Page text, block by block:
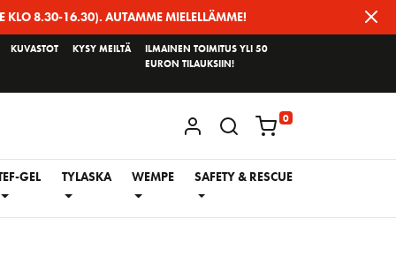
KLO 8.30-16.30). AUTAMME MIELELLÄMME!
KUVASTOT KYSY MEILTÄ
ILMAINEN TOIMITUS YLI 50
EURON TILAUKSIIN!
KIRJAUDU / REKISTERÖIDY
0
GEL TYLASKA WEMPE SAFETY & RESCUE